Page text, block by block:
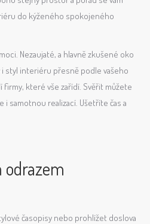
do kýženého spokojeného
Nezaujaté, a hlavně zkušené oko
styl interiéru přesně podle vašeho
které vše zařídí. Svěřit můžete
i samotnou realizací. Ušetříte čas a
odrazem
časopisy nebo prohlížet doslova